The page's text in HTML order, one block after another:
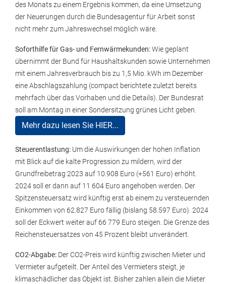
des Monats zu einem Ergebnis kommen, da eine Umsetzung
der Neuerungen durch die Bundesagentur für Arbeit sonst
nicht mehr zum Jahreswechsel möglich wäre.
Soforthilfe für Gas- und Fernwärmekunden:Wie geplant
übernimmt der Bund für Haushaltskunden sowie Unternehmen
mit einem Jahresverbrauch bis zu 1,5 Mio. kWh im Dezember
eine Abschlagszahlung (compact berichtete zuletzt bereits
mehrfach über das Vorhaben und die Details). Der Bundesrat
soll am Montag in einer Sondersitzung grünes Licht geben.
Mehr dazu lesen Sie HIER...
Steuerentlastung: Um die Auswirkungen der hohen Inflation
mit Blick auf die kalte Progression zu mildern, wird der
Grundfreibetrag 2023 auf 10.908 Euro (+561 Euro) erhöht.
2024 soll er dann auf 11 604 Euro angehoben werden. Der
Spitzensteuersatz wird künftig erst ab einem zu versteuernden
Einkommen von 62.827 Euro fällig (bislang 58.597 Euro). 2024
soll der Eckwert weiter auf 66 779 Euro steigen. Die Grenze des
Reichensteuersatzes von 45 Prozent bleibt unverändert.
CO2-Abgabe: Der CO2-Preis wird künftig zwischen Mieter und
Vermieter aufgeteilt. Der Anteil des Vermieters steigt, je
klimaschädlicher das Objekt ist. Bisher zahlen allein die Mieter